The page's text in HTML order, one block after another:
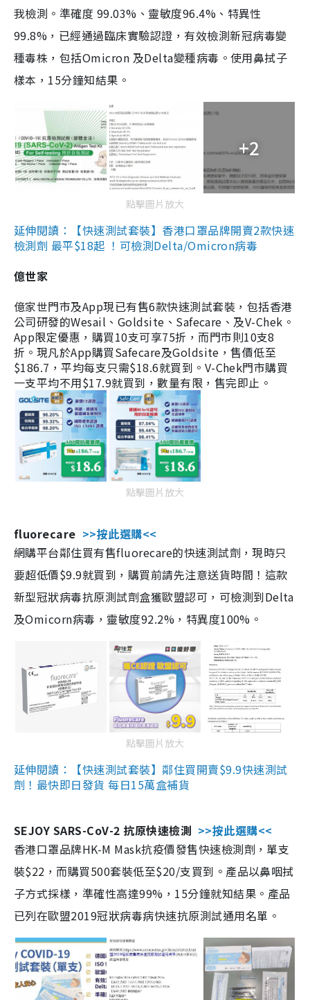
我檢測。準確度 99.03%、靈敏度96.4%、特異性
99.8%，已經通過臨床實驗認證，有效檢測新冠病毒變
種毒株，包括Omicron 及Delta變種病毒。使用鼻拭子
樣本，15分鐘知結果。
+2
點擊圖片放大
延伸閱讀：【快速測試套裝】香港口罩品牌開賣2款快速
檢測劑 最平$18起 ！可檢測Delta/Omicron病毒
億世家
億家世門市及App現已有售6款快速測試套裝，包括香港
公司研發的Wesail、Goldsite、Safecare、及V-Chek。
App限定優惠，購買10支可享75折，而門市則10支8
折。現凡於App購買Safecare及Goldsite，售價低至
$186.7，平均每支只需$18.6就買到。V-Chek門市購買
一支平均不用$17.9就買到，數量有限，售完即止。
點擊圖片放大
fluorecare >>按此選購<<
網購平台鄰住買有售fluorecare的快速測試劑，現時只
要超低價$9.9就買到，購買前請先注意送貨時間！這款
新型冠狀病毒抗原測試劑盒獲歐盟認可，可檢測到Delta
及Omicorn病毒，靈敏度92.2%，特異度100%。
點擊圖片放大
延伸閱讀：【快速測試套裝】鄰住買開賣$9.9快速測試
劑！最快即日發貨 每日15萬盒補貨
SEJOY SARS-CoV-2 抗原快速檢測 >>按此選購<<
香港口罩品牌HK-M Mask抗疫價發售快速檢測劑，單支
裝$22，而購買500套裝低至$20/支買到。產品以鼻咽拭
子方式採樣，準確性高達99%，15分鐘就知結果。產品
已列在歐盟2019冠狀病毒病快速抗原測試通用名單。